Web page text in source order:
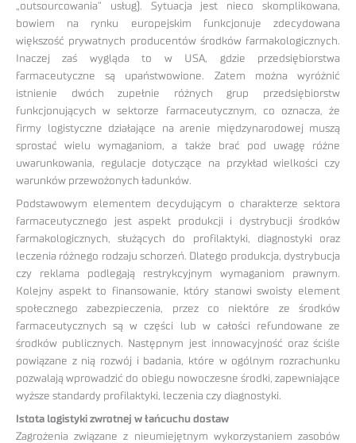
„outsourcowania” usług). Sytuacja jest nieco skomplikowana,
bowiem na rynku europejskim funkcjonuje zdecydowana
większość prywatnych producentów środków farmakologicznych.
Inaczej zaś wygląda to w USA, gdzie przedsiębiorstwa
farmaceutyczne są upaństwowione. Zatem można wyróżnić
istnienie dwóch zupełnie różnych grup przedsiębiorstw
funkcjonujących w sektorze farmaceutycznym, co oznacza, że
firmy logistyczne działające na arenie międzynarodowej muszą
sprostać wielu wymaganiom, a także brać pod uwagę różne
uwarunkowania, regulacje dotyczące na przykład wielkości czy
warunków przewożonych ładunków.
Podstawowym elementem decydującym o charakterze sektora
farmaceutycznego jest aspekt produkcji i dystrybucji środków
farmakologicznych, służących do profilaktyki, diagnostyki oraz
leczenia różnego rodzaju schorzeń. Dlatego produkcja, dystrybucja
czy reklama podlegają restrykcyjnym wymaganiom prawnym.
Kolejny aspekt to finansowanie, który stanowi swoisty element
społecznego zabezpieczenia, przez co niektóre ze środków
farmaceutycznych są w części lub w całości refundowane ze
środków publicznych. Następnym jest innowacyjność oraz ściśle
powiązane z nią rozwój i badania, które w ogólnym rozrachunku
pozwalają wprowadzić do obiegu nowoczesne środki, zapewniające
wyższe standardy profilaktyki, leczenia czy diagnostyki.
Istota logistyki zwrotnej w łańcuchu dostaw
Zagrożenia związane z nieumiejętnym wykorzystaniem zasobów